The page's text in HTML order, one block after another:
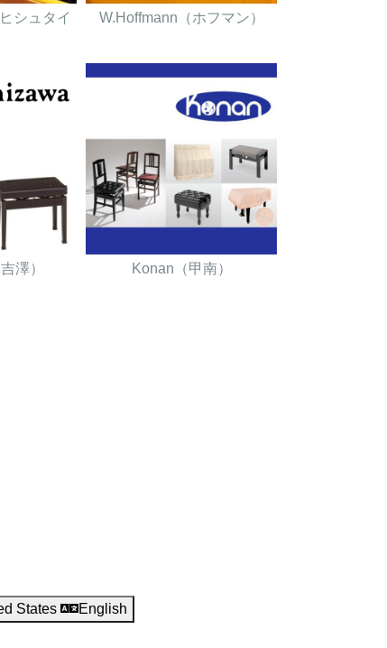
シュタイ
W.Hoffmann（ホフマン）
澤） Konan（甲南）
States English